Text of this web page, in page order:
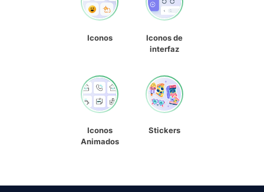
Iconos
Iconos de
interfaz
Iconos
Animados
Stickers